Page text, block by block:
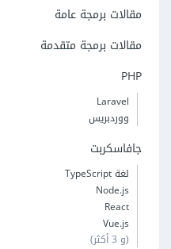
مقالات برمجة عامة
مقالات برمجة متقدمة
PHP
Laravel
ووردبريس
جافاسكربت
لغة TypeScript
Node.js
React
Vue.js
(و 3 أكثر)